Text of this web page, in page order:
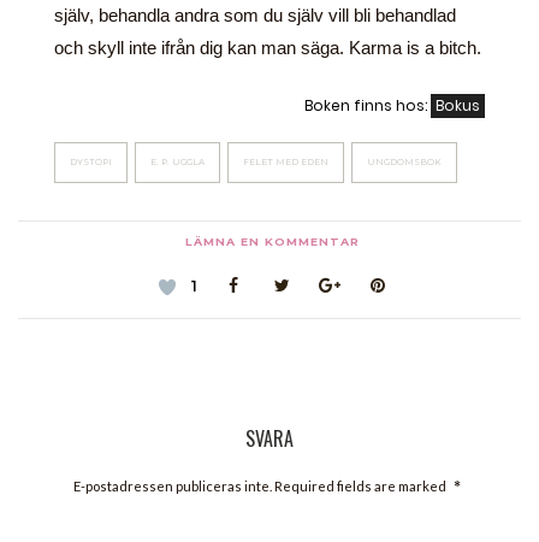
själv, behandla andra som du själv vill bli behandlad
och skyll inte ifrån dig kan man säga. Karma is a bitch.
Boken finns hos: Bokus
DYSTOPI E. P. UGGLA FELET MED EDEN UNGDOMSBOK
LÄMNA EN KOMMENTAR
1
SVARA
E-postadressen publiceras inte. Required fields are marked *